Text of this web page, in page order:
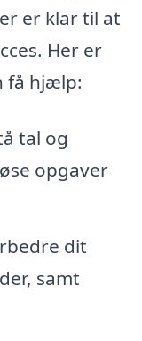
er klar til at
Her er
få hjælp:
tal og
opgaver
dit
samt